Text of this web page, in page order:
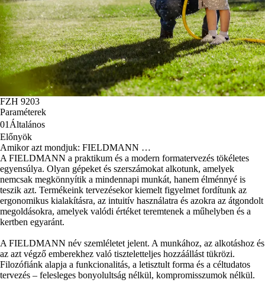
FZH 9203
Paraméterek
01 Általános
Előnyök
Amikor azt mondjuk: FIELDMANN …
A FIELDMANN a praktikum és a modern formatervezés tökéletes
egyensúlya. Olyan gépeket és szerszámokat alkotunk, amelyek
nemcsak megkönnyítik a mindennapi munkát, hanem élménnyé is
teszik azt. Termékeink tervezésekor kiemelt figyelmet fordítunk az
ergonomikus kialakításra, az intuitív használatra és azokra az átgondolt
megoldásokra, amelyek valódi értéket teremtenek a műhelyben és a
kertben egyaránt.
A FIELDMANN név szemléletet jelent. A munkához, az alkotáshoz és
az azt végző emberekhez való tiszteletteljes hozzáállást tükrözi.
Filozófiánk alapja a funkcionalitás, a letisztult forma és a céltudatos
tervezés – felesleges bonyolultság nélkül, kompromisszumok nélkül.